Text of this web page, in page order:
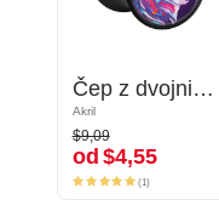
Čep z dvojnim robom (akril, črn) s/z Dizajn volk
Akril
$9,09
od$4,55
Čep z dvojnim robom (akril, črn) s/z Dizajn volk
Akril
$9,09
od $4,55
(1)